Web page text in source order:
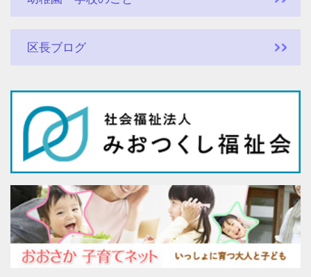
区長ブログ